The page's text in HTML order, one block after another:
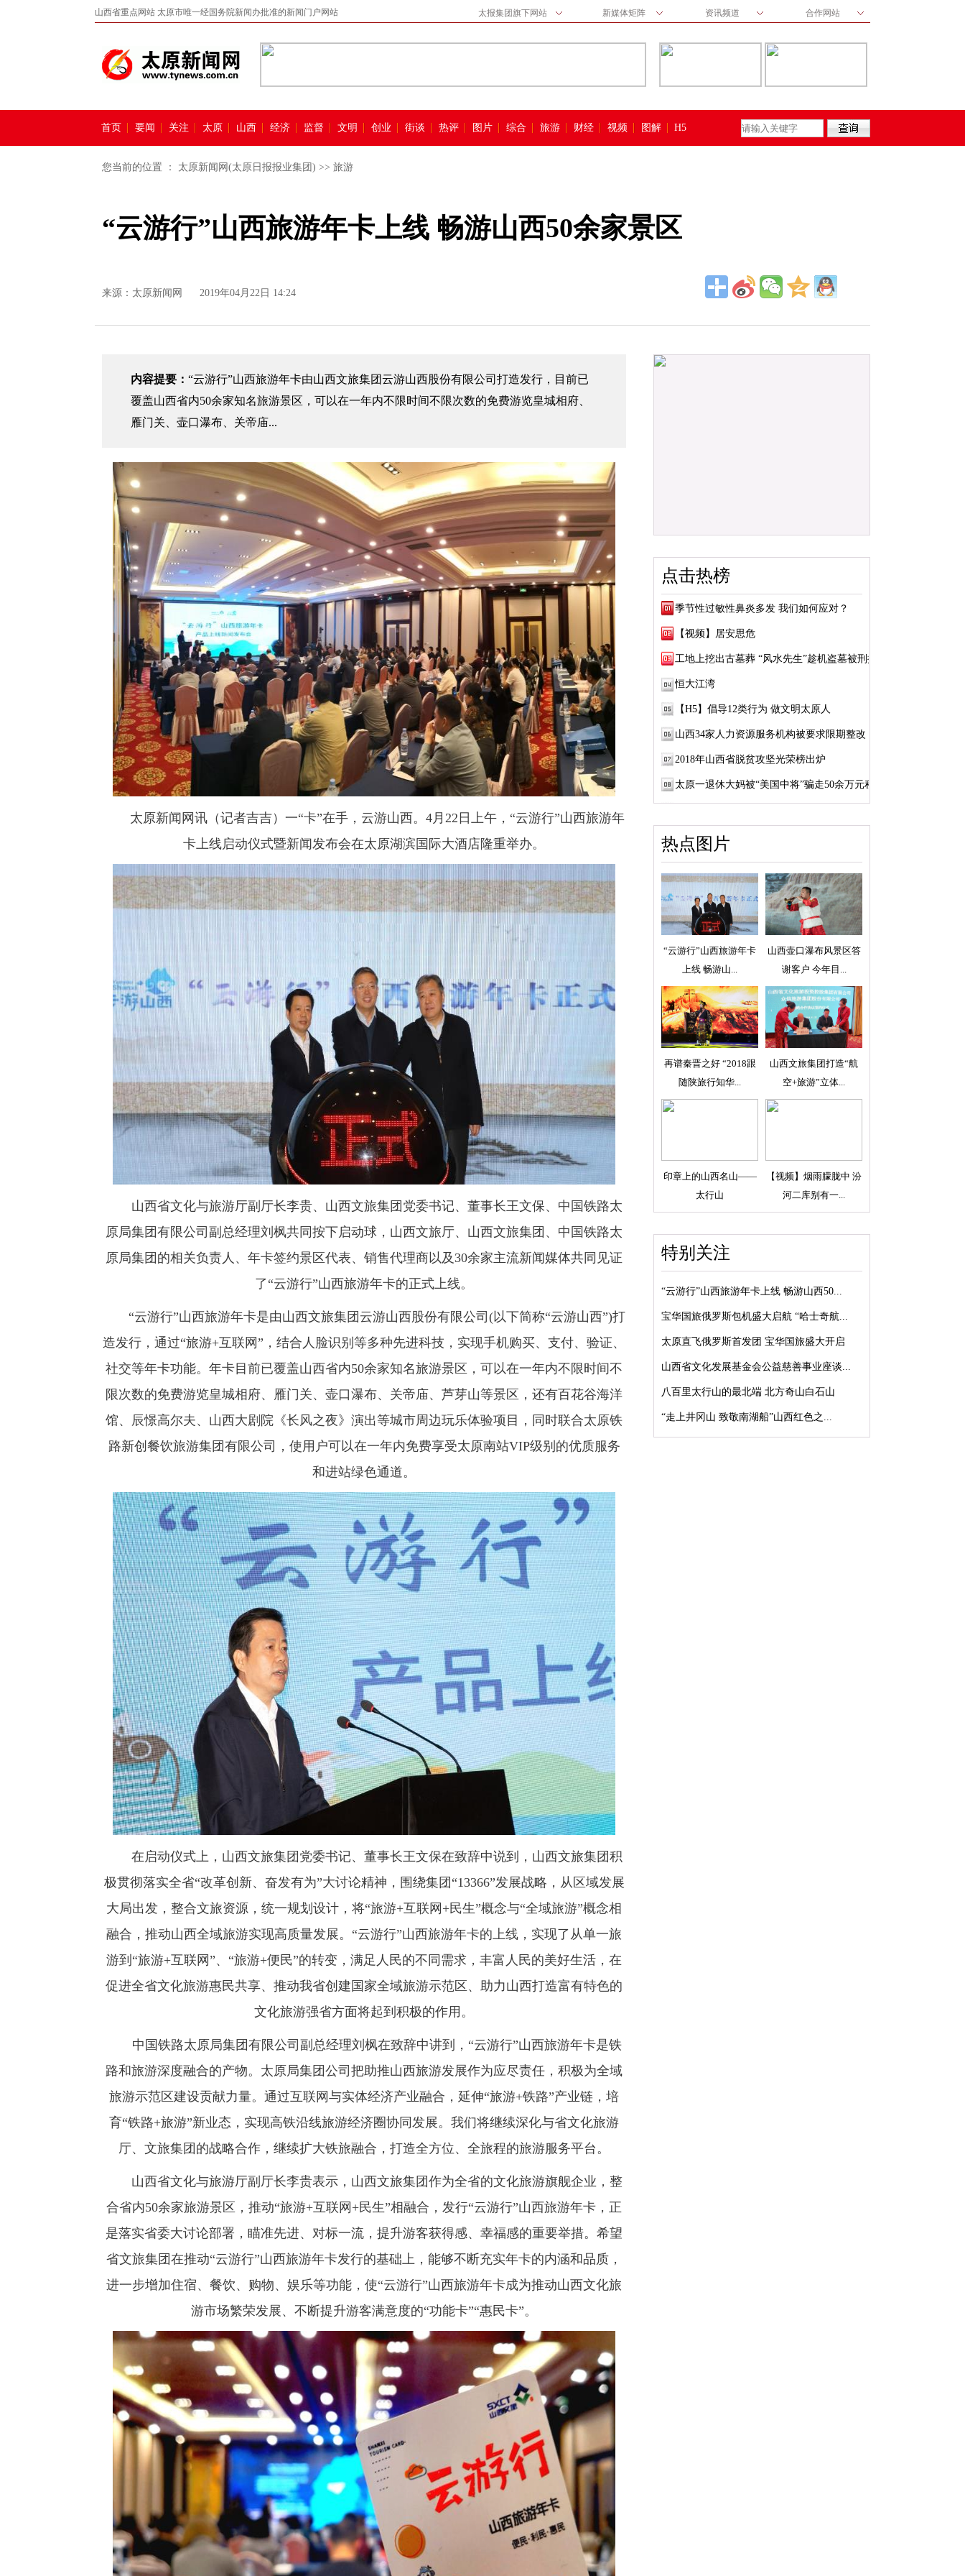
山西省重点网站 太原市唯一经国务院新闻办批准的新闻门户网站 太报集团旗下网站 新媒体矩阵 资讯频道 合作网站
首页 要闻 关注 太原 山西 经济 监督 文明 创业 街谈 热评 图片 综合 旅游 财经 视频 图解 H5
您当前的位置 ： 太原新闻网(太原日报报业集团) >> 旅游
“云游行”山西旅游年卡上线 畅游山西50余家景区
来源： 太原新闻网 2019年04月22日 14:24
内容提要： “云游行”山西旅游年卡由山西文旅集团云游山西股份有限公司打造发行，目前已
覆盖山西省内50余家知名旅游景区，可以在一年内不限时间不限次数的免费游览皇城相府、
雁门关、壶口瀑布、关帝庙...
太原新闻网讯（记者吉吉）一“卡”在手，云游山西。4月22日上午，“云游行”山西旅游年
卡上线启动仪式暨新闻发布会在太原湖滨国际大酒店隆重举办。
山西省文化与旅游厅副厅长李贵、山西文旅集团党委书记、董事长王文保、中国铁路太
原局集团有限公司副总经理刘枫共同按下启动球，山西文旅厅、山西文旅集团、中国铁路太
原局集团的相关负责人、年卡签约景区代表、销售代理商以及30余家主流新闻媒体共同见证
了“云游行”山西旅游年卡的正式上线。
“云游行”山西旅游年卡是由山西文旅集团云游山西股份有限公司(以下简称“云游山西”)打
造发行，通过“旅游+互联网”，结合人脸识别等多种先进科技，实现手机购买、支付、验证、
社交等年卡功能。年卡目前已覆盖山西省内50余家知名旅游景区，可以在一年内不限时间不
限次数的免费游览皇城相府、雁门关、壶口瀑布、关帝庙、芦芽山等景区，还有百花谷海洋
馆、辰憬高尔夫、山西大剧院《长风之夜》演出等城市周边玩乐体验项目，同时联合太原铁
路新创餐饮旅游集团有限公司，使用户可以在一年内免费享受太原南站VIP级别的优质服务
和进站绿色通道。
在启动仪式上，山西文旅集团党委书记、董事长王文保在致辞中说到，山西文旅集团积
极贯彻落实全省“改革创新、奋发有为”大讨论精神，围绕集团“13366”发展战略，从区域发展
大局出发，整合文旅资源，统一规划设计，将“旅游+互联网+民生”概念与“全域旅游”概念相
融合，推动山西全域旅游实现高质量发展。“云游行”山西旅游年卡的上线，实现了从单一旅
游到“旅游+互联网”、“旅游+便民”的转变，满足人民的不同需求，丰富人民的美好生活，在
促进全省文化旅游惠民共享、推动我省创建国家全域旅游示范区、助力山西打造富有特色的
文化旅游强省方面将起到积极的作用。
中国铁路太原局集团有限公司副总经理刘枫在致辞中讲到，“云游行”山西旅游年卡是铁
路和旅游深度融合的产物。太原局集团公司把助推山西旅游发展作为应尽责任，积极为全域
旅游示范区建设贡献力量。通过互联网与实体经济产业融合，延伸“旅游+铁路”产业链，培
育“铁路+旅游”新业态，实现高铁沿线旅游经济圈协同发展。我们将继续深化与省文化旅游
厅、文旅集团的战略合作，继续扩大铁旅融合，打造全方位、全旅程的旅游服务平台。
山西省文化与旅游厅副厅长李贵表示，山西文旅集团作为全省的文化旅游旗舰企业，整
合省内50余家旅游景区，推动“旅游+互联网+民生”相融合，发行“云游行”山西旅游年卡，正
是落实省委大讨论部署，瞄准先进、对标一流，提升游客获得感、幸福感的重要举措。希望
省文旅集团在推动“云游行”山西旅游年卡发行的基础上，能够不断充实年卡的内涵和品质，
进一步增加住宿、餐饮、购物、娱乐等功能，使“云游行”山西旅游年卡成为推动山西文化旅
游市场繁荣发展、不断提升游客满意度的“功能卡”“惠民卡”。
点击热榜
季节性过敏性鼻炎多发 我们如何应对？
【视频】居安思危
工地上挖出古墓葬 “风水先生”趁机盗墓被刑拘
恒大江湾
【H5】倡导12类行为 做文明太原人
山西34家人力资源服务机构被要求限期整改
2018年山西省脱贫攻坚光荣榜出炉
太原一退休大妈被“美国中将”骗走50余万元积蓄
热点图片
“云游行”山西旅游年卡
上线 畅游山...
山西壶口瀑布风景区答
谢客户 今年目...
再谱秦晋之好 “2018跟
随陕旅行知华...
山西文旅集团打造“航
空+旅游”立体...
印章上的山西名山——
太行山
【视频】烟雨朦胧中 汾
河二库别有一...
特别关注
“云游行”山西旅游年卡上线 畅游山西50...
宝华国旅俄罗斯包机盛大启航 “哈士奇航...
太原直飞俄罗斯首发团 宝华国旅盛大开启
山西省文化发展基金会公益慈善事业座谈...
八百里太行山的最北端 北方奇山白石山
“走上井冈山 致敬南湖船”山西红色之...